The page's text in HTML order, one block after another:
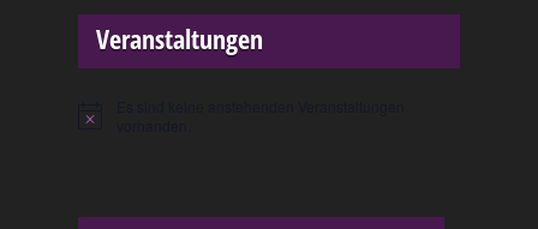
Veranstaltungen
Hinweis